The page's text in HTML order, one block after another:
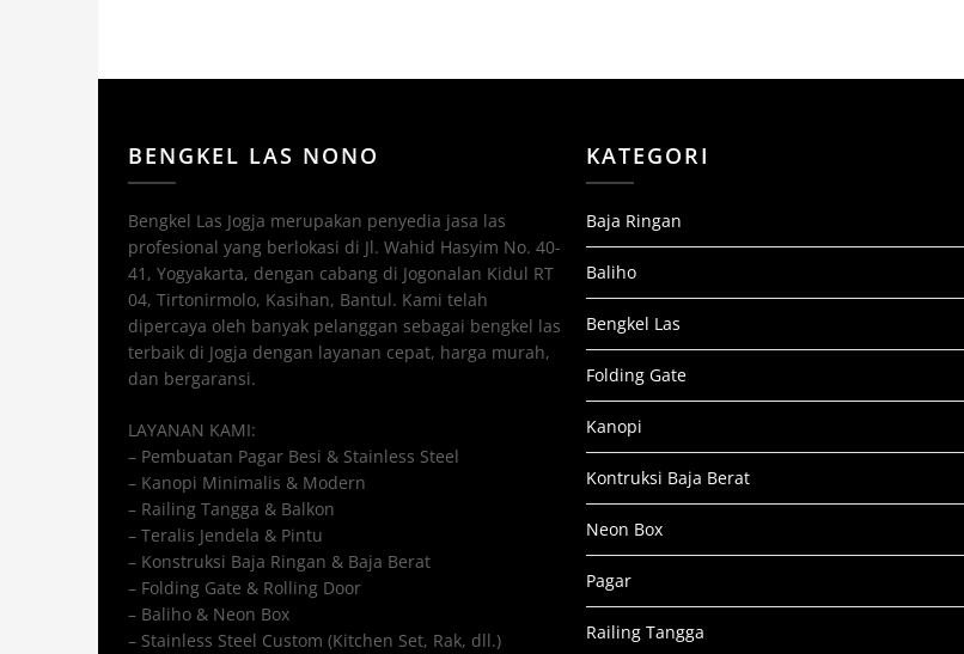
BENGKEL LAS NONO
Bengkel Las Jogja merupakan penyedia jasa las
profesional yang berlokasi di Jl. Wahid Hasyim No. 40-
41, Yogyakarta, dengan cabang di Jogonalan Kidul RT
04, Tirtonirmolo, Kasihan, Bantul. Kami telah
dipercaya oleh banyak pelanggan sebagai bengkel las
terbaik di Jogja dengan layanan cepat, harga murah,
dan bergaransi.
LAYANAN KAMI:
– Pembuatan Pagar Besi & Stainless Steel
– Kanopi Minimalis & Modern
– Railing Tangga & Balkon
– Teralis Jendela & Pintu
– Konstruksi Baja Ringan & Baja Berat
– Folding Gate & Rolling Door
– Baliho & Neon Box
– Stainless Steel Custom (Kitchen Set, Rak, dll.)
KATEGORI
Baja Ringan
Baliho
Bengkel Las
Folding Gate
Kanopi
Kontruksi Baja Berat
Neon Box
Pagar
Railing Tangga